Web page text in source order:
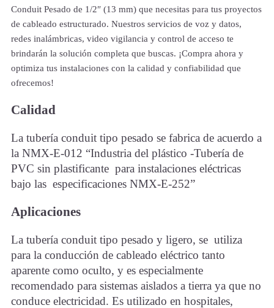
Conduit Pesado de 1/2″ (13 mm) que necesitas para tus proyectos
de cableado estructurado. Nuestros servicios de voz y datos,
redes inalámbricas, video vigilancia y control de acceso te
brindarán la solución completa que buscas. ¡Compra ahora y
optimiza tus instalaciones con la calidad y confiabilidad que
ofrecemos!
Calidad
La tubería conduit tipo pesado se fabrica de acuerdo a
la NMX-E-012 “Industria del plástico -Tubería de
PVC sin plastificante para instalaciones eléctricas
bajo las especificaciones NMX-E-252”
Aplicaciones
La tubería conduit tipo pesado y ligero, se utiliza
para la conducción de cableado eléctrico tanto
aparente como oculto, y es especialmente
recomendado para sistemas aislados a tierra ya que no
conduce electricidad. Es utilizado en hospitales,